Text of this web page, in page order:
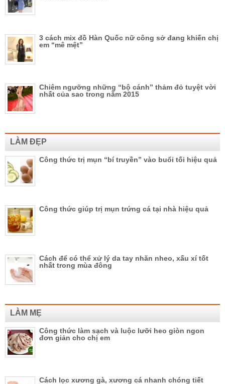
3 cách mix đồ Hàn Quốc nữ công sở đang khiến chị
em “mê mệt”
Chiêm ngưỡng những “bộ cánh” thảm đỏ tuyệt vời
nhất của sao trong năm 2015
LÀM ĐẸP
Công thức trị mụn “bí truyền” vào buổi tối hiệu quả
Công thức giúp trị mụn trứng cá tại nhà hiệu quả
Cách để có thể xử lý da tay nhăn nheo, xấu xí tốt
nhất trong mùa đông
LÀM MẸ
Công thức làm sạch và luộc lưỡi heo giòn ngon
đơn giản cho chị em
Cách lọc xương gà, xương cá nhanh chóng tiết